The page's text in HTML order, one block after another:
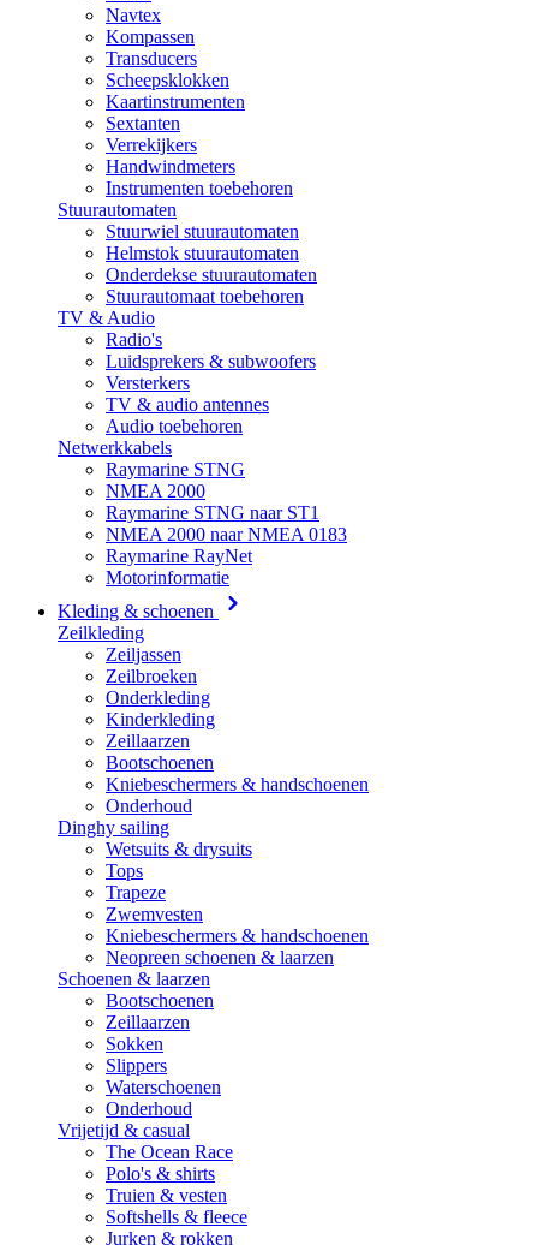
Navtex
Kompassen
Transducers
Scheepsklokken
Kaartinstrumenten
Sextanten
Verrekijkers
Handwindmeters
Instrumenten toebehoren
Stuurautomaten
Stuurwiel stuurautomaten
Helmstok stuurautomaten
Onderdekse stuurautomaten
Stuurautomaat toebehoren
TV & Audio
Radio's
Luidsprekers & subwoofers
Versterkers
TV & audio antennes
Audio toebehoren
Netwerkkabels
Raymarine STNG
NMEA 2000
Raymarine STNG naar ST1
NMEA 2000 naar NMEA 0183
Raymarine RayNet
Motorinformatie
Kleding & schoenen
Zeilkleding
Zeiljassen
Zeilbroeken
Onderkleding
Kinderkleding
Zeillaarzen
Bootschoenen
Kniebeschermers & handschoenen
Onderhoud
Dinghy sailing
Wetsuits & drysuits
Tops
Trapeze
Zwemvesten
Kniebeschermers & handschoenen
Neopreen schoenen & laarzen
Schoenen & laarzen
Bootschoenen
Zeillaarzen
Sokken
Slippers
Waterschoenen
Onderhoud
Vrijetijd & casual
The Ocean Race
Polo's & shirts
Truien & vesten
Softshells & fleece
Jurken & rokken